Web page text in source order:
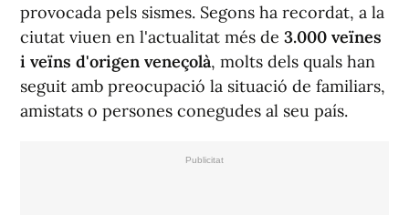
provocada pels sismes. Segons ha recordat, a la
ciutat viuen en l'actualitat més de 3.000 veïnes
i veïns d'origen veneçolà, molts dels quals han
seguit amb preocupació la situació de familiars,
amistats o persones conegudes al seu país.